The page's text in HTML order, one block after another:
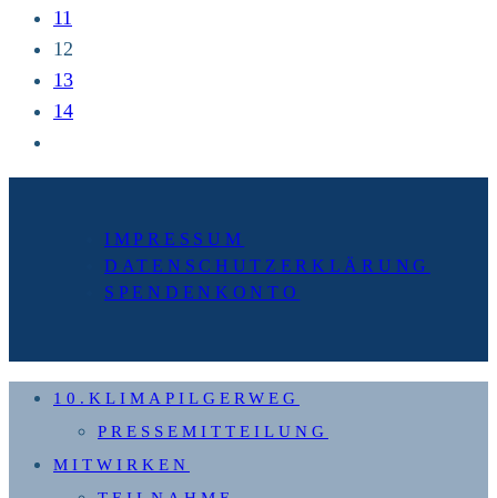
11
12
13
14
nächsten
IMPRESSUM
DATENSCHUTZERKLÄRUNG
SPENDENKONTO
10.KLIMAPILGERWEG
PRESSEMITTEILUNG
MITWIRKEN